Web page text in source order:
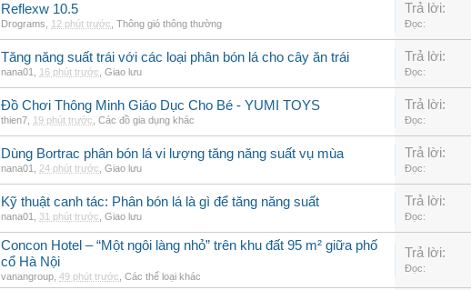
Reflexw 10.5
Drograms 12 phút trước Thông gió thông thường
Trả lời:
Đọc:
Tăng năng suất trái với các loại phân bón lá cho cây ăn trái
nana01 16 phút trước Giao lưu
Trả lời:
Đọc:
Đồ Chơi Thông Minh Giáo Dục Cho Bé - YUMI TOYS
thien7 19 phút trước Các đồ gia dụng khác
Trả lời:
Đọc:
Dùng Bortrac phân bón lá vi lượng tăng năng suất vụ mùa
nana01 24 phút trước Giao lưu
Trả lời:
Đọc:
Kỹ thuật canh tác: Phân bón lá là gì để tăng năng suất
nana01 31 phút trước Giao lưu
Trả lời:
Đọc:
Concon Hotel – “Một ngôi làng nhỏ” trên khu đất 95 m² giữa phố
cổ Hà Nội
vanangroup 49 phút trước Các thể loại khác
Trả lời:
Đọc: